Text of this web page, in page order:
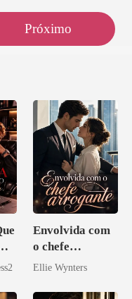
Próximo
Envolvida com
o chefe
arrogante
Ellie Wynters